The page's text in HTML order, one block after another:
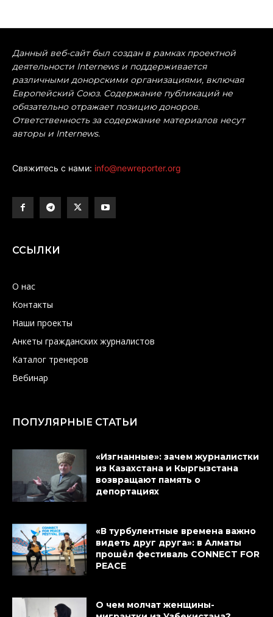
Данный веб-сайт был создан в рамках проектной
деятельности Internews и поддерживается
различными донорскими организациями, включая
Европейский Союз. Содержание публикаций не
обязательно отражает позицию доноров.
Ответственность за содержание материалов несут
авторы и Internews.
Свяжитесь с нами: info@newreporter.org
ССЫЛКИ
О нас
Контакты
Наши проекты
Анкеты гражданских журналистов
Каталог тренеров
Вебинар
ПОПУЛЯРНЫЕ СТАТЬИ
«Изгнанные»: зачем журналистки
из Казахстана и Кыргызстана
возвращают память о
депортациях
«В турбулентные времена важно
видеть друг друга»: в Алматы
прошёл фестиваль CONNECT FOR
PEACE
О чем молчат женщины-